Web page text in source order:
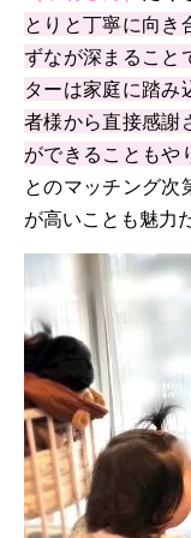
とりと丁寧に向き
ずなが深まること
ターは家庭に踏み
者様から直接感謝
ができることもや
とのマッチング次
が高いことも魅力